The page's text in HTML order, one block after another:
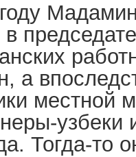
а
местной
узбеки
Тогда-то